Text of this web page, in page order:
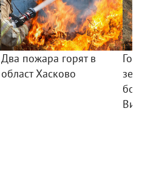
Два пожара горят в
област Хасково